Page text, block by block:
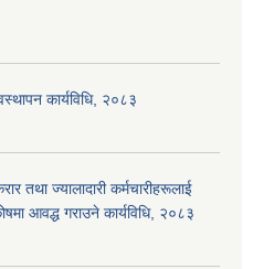
कार्यविधि, २०८३
तथा ज्यालादारी कर्मचारीहरूलाई
आवद्ध गराउने कार्यविधि, २०८३